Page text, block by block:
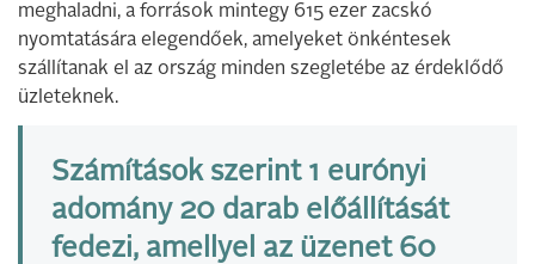
meghaladni, a források mintegy 615 ezer zacskó
nyomtatására elegendőek, amelyeket önkéntesek
szállítanak el az ország minden szegletébe az érdeklődő
üzleteknek.
Számítások szerint 1 eurónyi
adomány 20 darab előállítását
fedezi, amellyel az üzenet 60